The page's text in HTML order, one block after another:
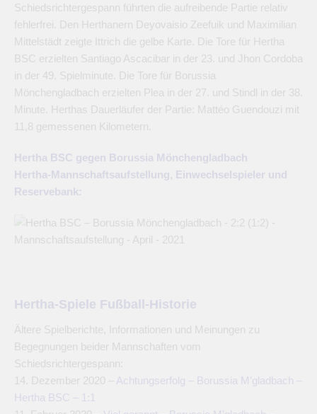
Schiedsrichtergespann führten die aufreibende Partie relativ
fehlerfrei. Den Herthanern Deyovaisio Zeefuik und Maximilian
Mittelstädt zeigte Ittrich die gelbe Karte. Die Tore für Hertha
BSC erzielten Santiago Ascacibar in der 23. und Jhon Cordoba
in der 49. Spielminute. Die Tore für Borussia
Mönchengladbach erzielten Plea in der 27. und Stindl in der 38.
Minute. Herthas Dauerläufer der Partie: Mattéo Guendouzi mit
11,8 gemessenen Kilometern.
Hertha BSC gegen Borussia Mönchengladbach
Hertha-Mannschaftsaufstellung, Einwechselspieler und
Reservebank:
Hertha-Spiele Fußball-Historie
Ältere Spielberichte, Informationen und Meinungen zu
Begegnungen beider Mannschaften vom
Schiedsrichtergespann:
14. Dezember 2020 – Achtungserfolg – Borussia M’gladbach –
Hertha BSC – 1:1